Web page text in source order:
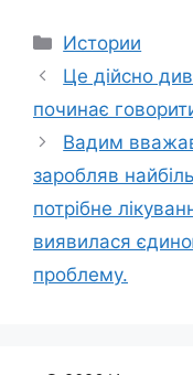
Categories
Истории
Це дійсно
починає
Вадим вважав
заробляв
потрібне
виявилася
проблему.